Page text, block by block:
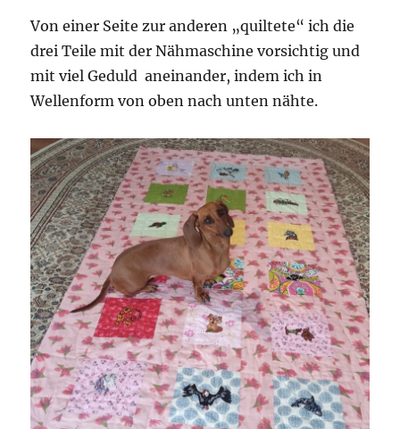
Von einer Seite zur anderen „quiltete“ ich die
drei Teile mit der Nähmaschine vorsichtig und
mit viel Geduld aneinander, indem ich in
Wellenform von oben nach unten nähte.